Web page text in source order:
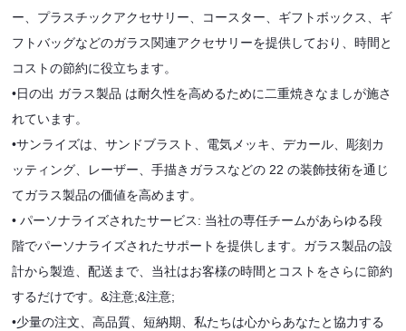
ー、プラスチックアクセサリー、コースター、ギフトボックス、ギ
フトバッグなどのガラス関連アクセサリーを提供しており、時間と
コストの節約に役立ちます。
•日の出 ガラス製品 は耐久性を高めるために二重焼きなましが施さ
れています。
•サンライズは、サンドブラスト、電気メッキ、デカール、彫刻カ
ッティング、レーザー、手描きガラスなどの 22 の装飾技術を通じ
てガラス製品の価値を高めます。
• パーソナライズされたサービス: 当社の専任チームがあらゆる段
階でパーソナライズされたサポートを提供します。ガラス製品の設
計から製造、配送まで、当社はお客様の時間とコストをさらに節約
するだけです。&注意;&注意;
•少量の注文、高品質、短納期、私たちは心からあなたと協力する